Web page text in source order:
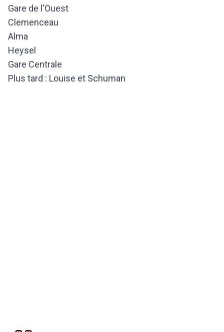
Gare de l'Ouest
Clemenceau
Alma
Heysel
Gare Centrale
Plus tard : Louise et Schuman